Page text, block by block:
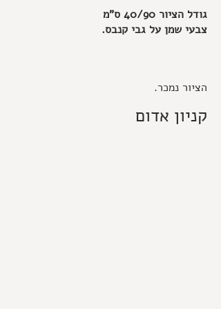
גודל הציור 40/90 ס"מ
צבעי שמן על גבי קנבס.
הציור נמכר.
קניון אדום